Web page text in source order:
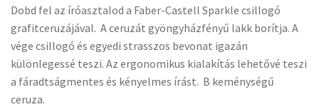
Dobd fel az íróasztalod a Faber-Castell Sparkle csillogó
grafitceruzájával. A ceruzát gyöngyházfényű lakk borítja. A
vége csillogó és egyedi strasszos bevonat igazán
különlegessé teszi. Az ergonomikus kialakítás lehetővé teszi
a fáradtságmentes és kényelmes írást. B keménységű
ceruza.